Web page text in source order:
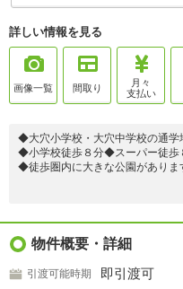
詳しい情報を見る
画像一覧 間取り
月々
支払い
◆大穴小学校・大穴中学校の通
◆小学校徒歩８分◆スーパー徒
◆徒歩圏内に大きな公園があり
器／エコジョーズ◆
◆◇───お問い合わせはＬｉｖ
◇お客様用駐車場＆キッズスペー
れ大歓迎です♪◇
物件概要・詳細
引渡可能時期 即引渡可